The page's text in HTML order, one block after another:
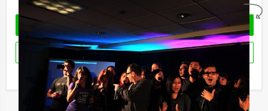
Geheel vrijblijvend
OFFERTE AANVRAGEN
RESERVEREN
Ik heb een vraag over dit uitje